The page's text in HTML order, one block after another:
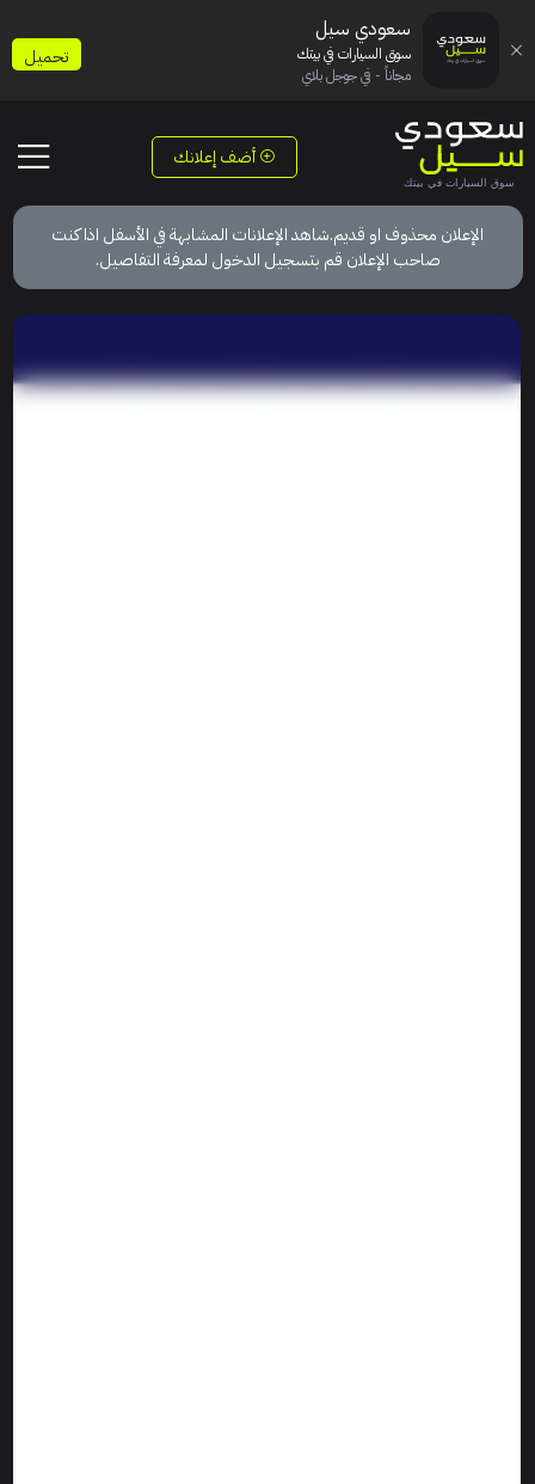
أضف إعلانك
الإعلان محذوف او قديم.شاهد الإعلانات المشابهة في الأسفل اذا كنت
صاحب الإعلان قم بتسجيل الدخول لمعرفة التفاصيل.
سعودي سيل
سوق السيارات في بيتك
مجاناً - في جوجل بلاي
تحميل